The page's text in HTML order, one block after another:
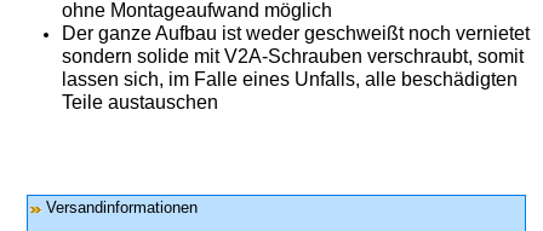
ohne Montageaufwand möglich
Der ganze Aufbau ist weder geschweißt noch vernietet
sondern solide mit V2A-Schrauben verschraubt, somit
lassen sich, im Falle eines Unfalls, alle beschädigten
Teile austauschen
Versandinformationen